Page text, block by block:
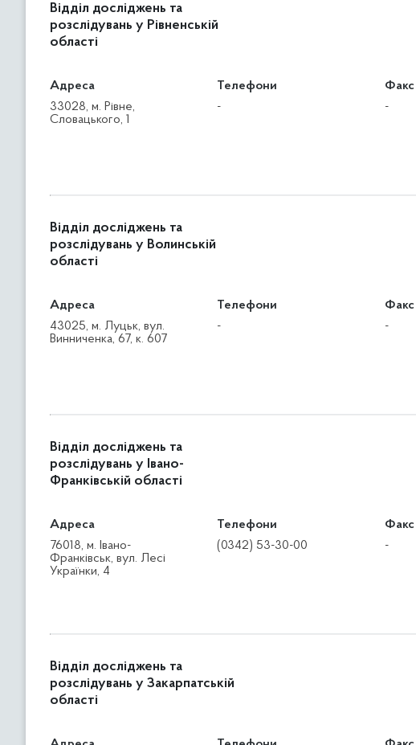
Відділ досліджень та
розслідувань у Рівненській
області
Адреса
33028, м. Рівне,
Словацького, 1
Телефони
-
Факс
-
Відділ досліджень та
розслідувань у Волинській
області
Адреса
43025, м. Луцьк, вул.
Винниченка, 67, к. 607
Телефони
-
Факс
-
Відділ досліджень та
розслідувань у Івано-
Франківській області
Адреса
76018, м. Івано-
Франківськ, вул. Лесі
Українки, 4
Телефони
(0342) 53-30-00
Факс
-
Відділ досліджень та
розслідувань у Закарпатській
області